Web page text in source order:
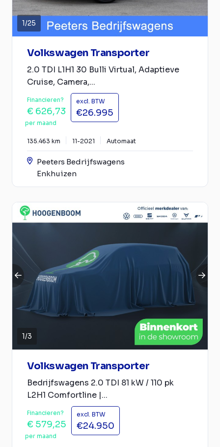
1/25
Volkswagen Transporter
2.0 TDI L1H1 30 Bulli Virtual, Adaptieve
Cruise, Camera,...
Financieren?
€ 626,73
per maand
excl. BTW
€26.995
135.463 km 11-2021 Automaat
Peeters Bedrijfswagens
Enkhuizen
1/3
Volkswagen Transporter
Bedrijfswagens 2.0 TDI 81 kW / 110 pk
L2H1 Comfortline |...
Financieren?
€ 579,25
per maand
excl. BTW
€24.950